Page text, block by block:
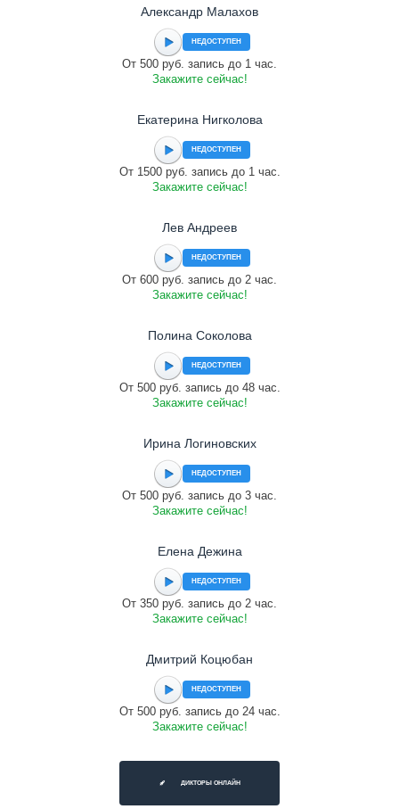
Александр Малахов
НЕДОСТУПЕН
От 500 руб. запись до 1 час.
Закажите сейчас!
Екатерина Нигколова
НЕДОСТУПЕН
От 1500 руб. запись до 1 час.
Закажите сейчас!
Лев Андреев
НЕДОСТУПЕН
От 600 руб. запись до 2 час.
Закажите сейчас!
Полина Соколова
НЕДОСТУПЕН
От 500 руб. запись до 48 час.
Закажите сейчас!
Ирина Логиновских
НЕДОСТУПЕН
От 500 руб. запись до 3 час.
Закажите сейчас!
Елена Дежина
НЕДОСТУПЕН
От 350 руб. запись до 2 час.
Закажите сейчас!
Дмитрий Коцюбан
НЕДОСТУПЕН
От 500 руб. запись до 24 час.
Закажите сейчас!
ДИКТОРЫ ОНЛАЙН